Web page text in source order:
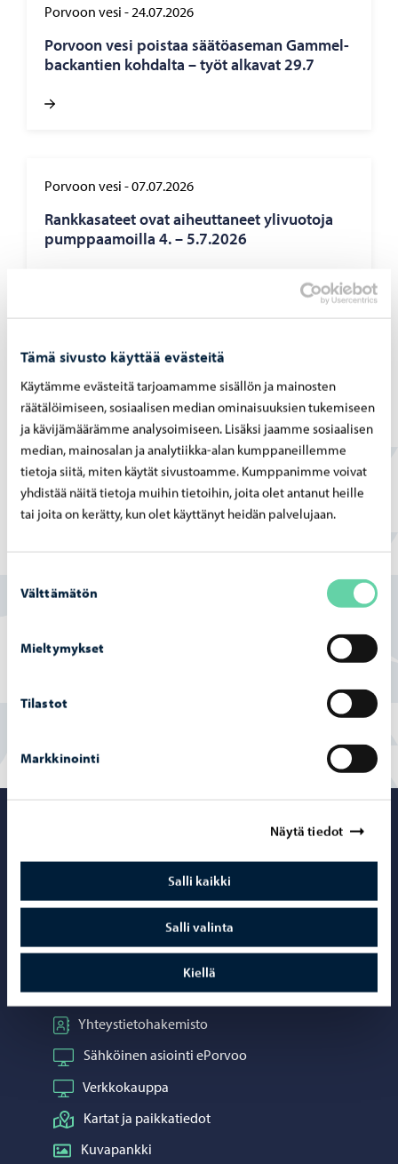
Tämä sivusto käyttää evästeitä
Käytämme evästeitä tarjoamamme sisällön ja mainosten
räätälöimiseen, sosiaalisen median ominaisuuksien tukemiseen
ja kävijämäärämme analysoimiseen. Lisäksi jaamme sosiaalisen
median, mainosalan ja analytiikka-alan kumppaneillemme
tietoja siitä, miten käytät sivustoamme. Kumppanimme voivat
yhdistää näitä tietoja muihin tietoihin, joita olet antanut heille
tai joita on kerätty, kun olet käyttänyt heidän palvelujaan.
valinta
Välttämätön
Mieltymykset
Tilastot
Markkinointi
Näytä tiedot
Salli kaikki
Salli valinta
Kiellä
Porvoon vesi -24.07.2026
Por­voon vesi pois­taa sää­tö­ase­man Gam­mel­
bac­kan­tien koh­dal­ta – työt al­ka­vat 29.7
Porvoon vesi -07.07.2026
Rank­ka­sa­teet ovat ai­heut­ta­neet yli­vuo­to­ja
pump­paa­moil­la 4. – 5.7.2026
Porvoon vesi-02.07.2026
Ve­si­huol­to­työt Haik­koon­rin­ne 2 -​alueella
ete­ne­vät
Löysitkö etsimäsi tiedon tältä sivulta?
Porvoo –
Puhelinneuvonta: 020 692 250
Yhteystietohakemisto
Sähköinen asiointi ePorvoo
Verkkokauppa
Kartat ja paikkatiedot
Kuvapankki